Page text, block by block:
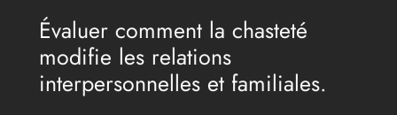
Évaluer comment la chasteté
modifie les relations
interpersonnelles et familiales.